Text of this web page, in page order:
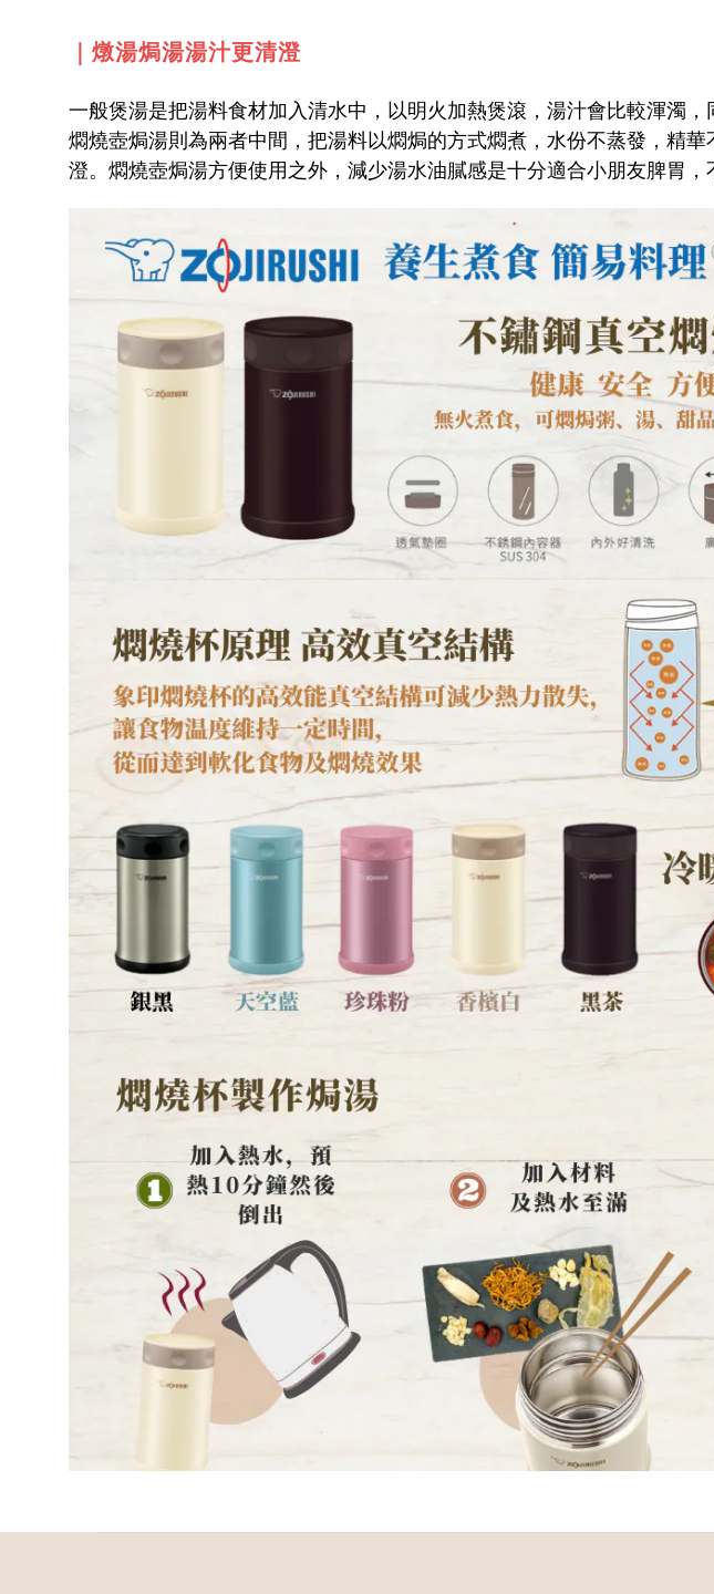
｜燉湯焗湯湯汁更清澄
一般煲湯是把湯料食材加入清水中，以明火加熱煲滾，湯汁會比較渾濁
燜燒壺焗湯則為兩者中間，把湯料以燜焗的方式燜煮，水份不蒸發，精
澄。燜燒壺焗湯方便使用之外，減少湯水油膩感是十分適合小朋友脾胃，